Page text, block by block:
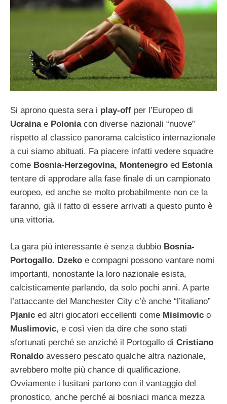
Si aprono questa sera i play-off per l’Europeo di
Ucrainae Poloniacon diverse nazionali “nuove”
rispetto al classico panorama calcistico internazionale
a cui siamo abituati. Fa piacere infatti vedere squadre
come Bosnia-Herzegovina, Montenegro ed Estonia
tentare di approdare alla fase finale di un campionato
europeo, ed anche se molto probabilmente non ce la
faranno, già il fatto di essere arrivati a questo punto è
una vittoria.
La gara più interessante è senza dubbio Bosnia-
Portogallo. Dzeko e compagni possono vantare nomi
importanti, nonostante la loro nazionale esista,
calcisticamente parlando, da solo pochi anni. A parte
l’attaccante del Manchester City c’è anche “l’italiano”
Pjanic ed altri giocatori eccellenti come Misimovic o
Muslimovic, e così vien da dire che sono stati
sfortunati perché se anziché il Portogallo di Cristiano
Ronaldo avessero pescato qualche altra nazionale,
avrebbero molte più chance di qualificazione.
Ovviamente i lusitani partono con il vantaggio del
pronostico, anche perché ai bosniaci manca mezza